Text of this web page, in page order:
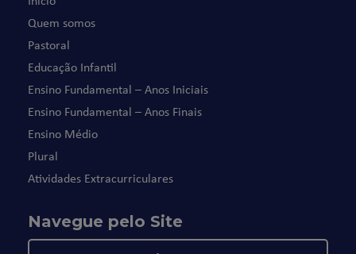
Quem somos
Pastoral
Educação Infantil
Ensino Fundamental – Anos Iniciais
Ensino Fundamental – Anos Finais
Ensino Médio
Plural
Atividades Extracurriculares
Navegue pelo Site